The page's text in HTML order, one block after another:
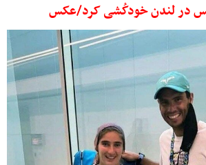
در لندن خودکُشی کرد/عکس